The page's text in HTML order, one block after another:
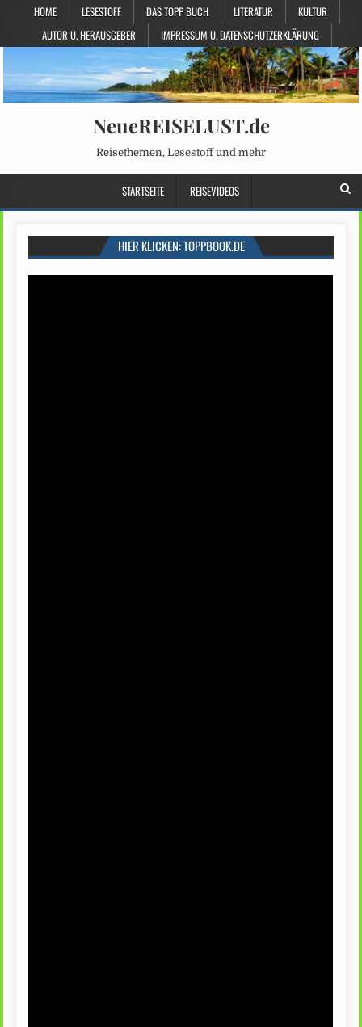
HOME LESESTOFF DAS TOPP BUCH LITERATUR
KULTUR
AUTOR U. HERAUSGEBER
IMPRESSUM U. DATENSCHUTZERKLÄRUNG
NeueREISELUST.de
Reisethemen, Lesestoff und mehr
STARTSEITE REISEVIDEOS
HIER KLICKEN: TOPPBOOK.DE